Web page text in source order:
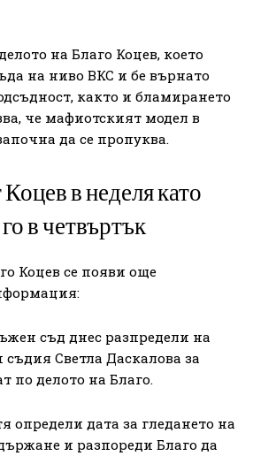
на Благо Коцев, което
на ниво ВКС и бе върнато
както и бламирането
че мафиотският модел в
да се пропуква.
в неделя като
в четвъртък
Коцев се появи още
съд днес разпредели на
Светла Даскалова за
по делото на Благо.
определи дата за гледането на
и разпореди Благо да